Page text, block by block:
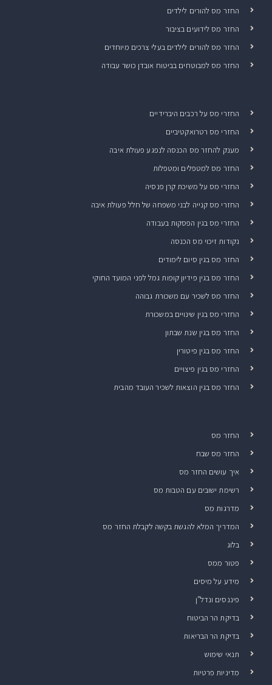
החזר מס להורים לילדים
החזר מס לידועים בציבור
החזר מס להורים לילדים בעלי צרכים מיוחדים
החזר מס למבוטחים בביטוח אובדן כושר עבודה
החזרי מס על רכבים היברידיים
החזרי מס רטרואקטיביים
מענק להחזר מס הכנסה לנפגע פעולת איבה
החזר מס למטפלים ומטפלות
החזרי מס על משיכת קרן פנסיה
החזרי מס קנייה לבני משפחה של חלל פעולת איבה
החזרי מס בגין הפסקות בעבודה
נקודות זיכוי מס הכנסה
החזר מס בגין סיום לימודים
החזר מס בגין פידיון קופות גמל לפני המועד החוקי
החזר מס לשכיר עם משכורת גבוהה
החזרי מס בגין שינויים במשכורת
החזר מס בגין שנת שבתון
החזר מס בגין פיטורין
החזרי מס בגין פיצויים
החזר מס בגין הוצאות לשכיר העובד מהבית
החזר מס
החזר מס שבח
איך עושים החזר מס
רשימת ישובים עם הטבות מס
מדרגות מס
המדריך המלא להגשת בקשה לקבלת החזר מס
בלוג
פטור ממס
מידע על מיסים
פיננסים ונדל"ן
בדיקת הר הביטוח
בדיקת הר הבריאות
תנאי שימוש
מדיניות פרטיות